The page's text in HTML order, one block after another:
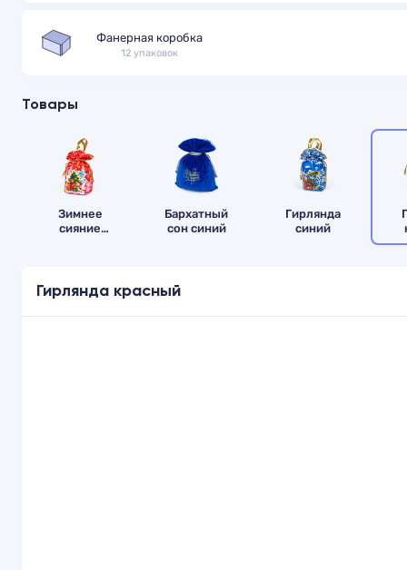
Фанерная коробка
12 упаковок
Товары
Зимнее
сияние
Бархатный
сон синий
Гирлянда
синий
Гирлянда красный